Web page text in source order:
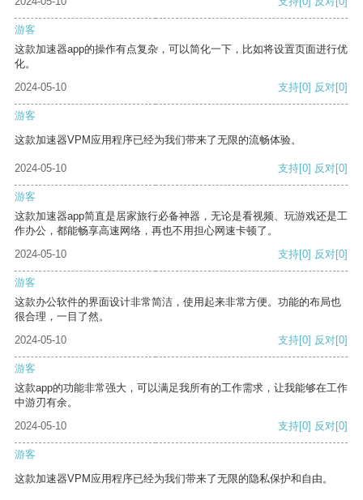
游客
这款加速器app的操作有点复杂，可以简化一下，比如将设置页面进行优
化。
2024-05-10
支持[0] 反对[0]
游客
这款加速器VPM应用程序已经为我们带来了无限的流畅体验。
2024-05-10 支持[0] 反对[0]
游客
这款加速器app简直是居家旅行必备神器，无论是看视频、玩游戏还是工
作办公，都能畅享高速网络，再也不用担心网速卡顿了。
2024-05-10
支持[0] 反对[0]
游客
这款办公软件的界面设计非常简洁，使用起来非常方便。功能的布局也
很合理，一目了然。
2024-05-10
支持[0] 反对[0]
游客
这款app的功能非常强大，可以满足我所有的工作需求，让我能够在工作
中游刃有余。
2024-05-10
支持[0] 反对[0]
游客
这款加速器VPM应用程序已经为我们带来了无限的隐私保护和自由。